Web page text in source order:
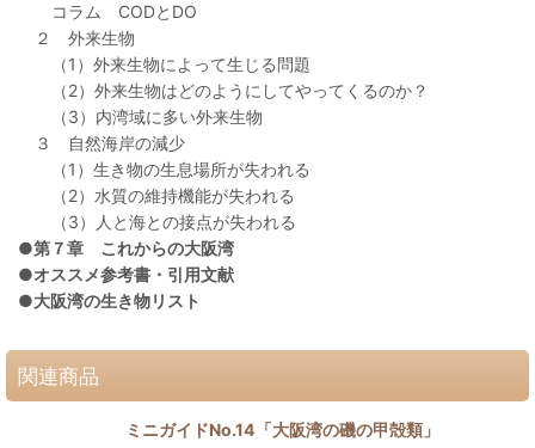
コラム CODとDO
２ 外来生物
（1）外来生物によって生じる問題
（2）外来生物はどのようにしてやってくるのか？
（3）内湾域に多い外来生物
３ 自然海岸の減少
（1）生き物の生息場所が失われる
（2）水質の維持機能が失われる
（3）人と海との接点が失われる
●第７章 これからの大阪湾
●オススメ参考書・引用文献
●大阪湾の生き物リスト
関連商品
ミニガイドNo.14「大阪湾の磯の甲殻類」